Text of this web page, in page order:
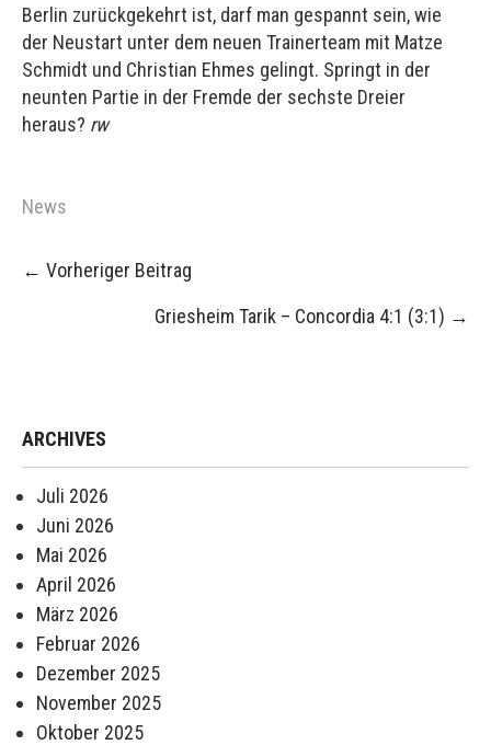
Berlin zurückgekehrt ist, darf man gespannt sein, wie
der Neustart unter dem neuen Trainerteam mit Matze
Schmidt und Christian Ehmes gelingt. Springt in der
neunten Partie in der Fremde der sechste Dreier
heraus? rw
News
Post
← Vorheriger Beitrag
Griesheim Tarik – Concordia 4:1 (3:1) →
ARCHIVES
Juli 2026
Juni 2026
Mai 2026
April 2026
März 2026
Februar 2026
Dezember 2025
November 2025
Oktober 2025